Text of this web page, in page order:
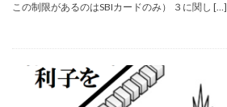
この制限があるのはSBIカードのみ） ３に関し […]